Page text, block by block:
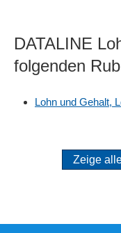
DATALINE
folgenden
Lohn und Gehalt,
Zeige